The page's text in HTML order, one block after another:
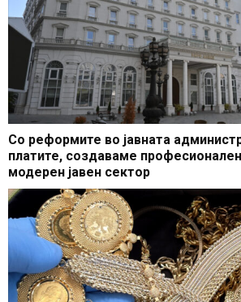
Со реформите во јавната
платите, создаваме
модерен јавен сектор